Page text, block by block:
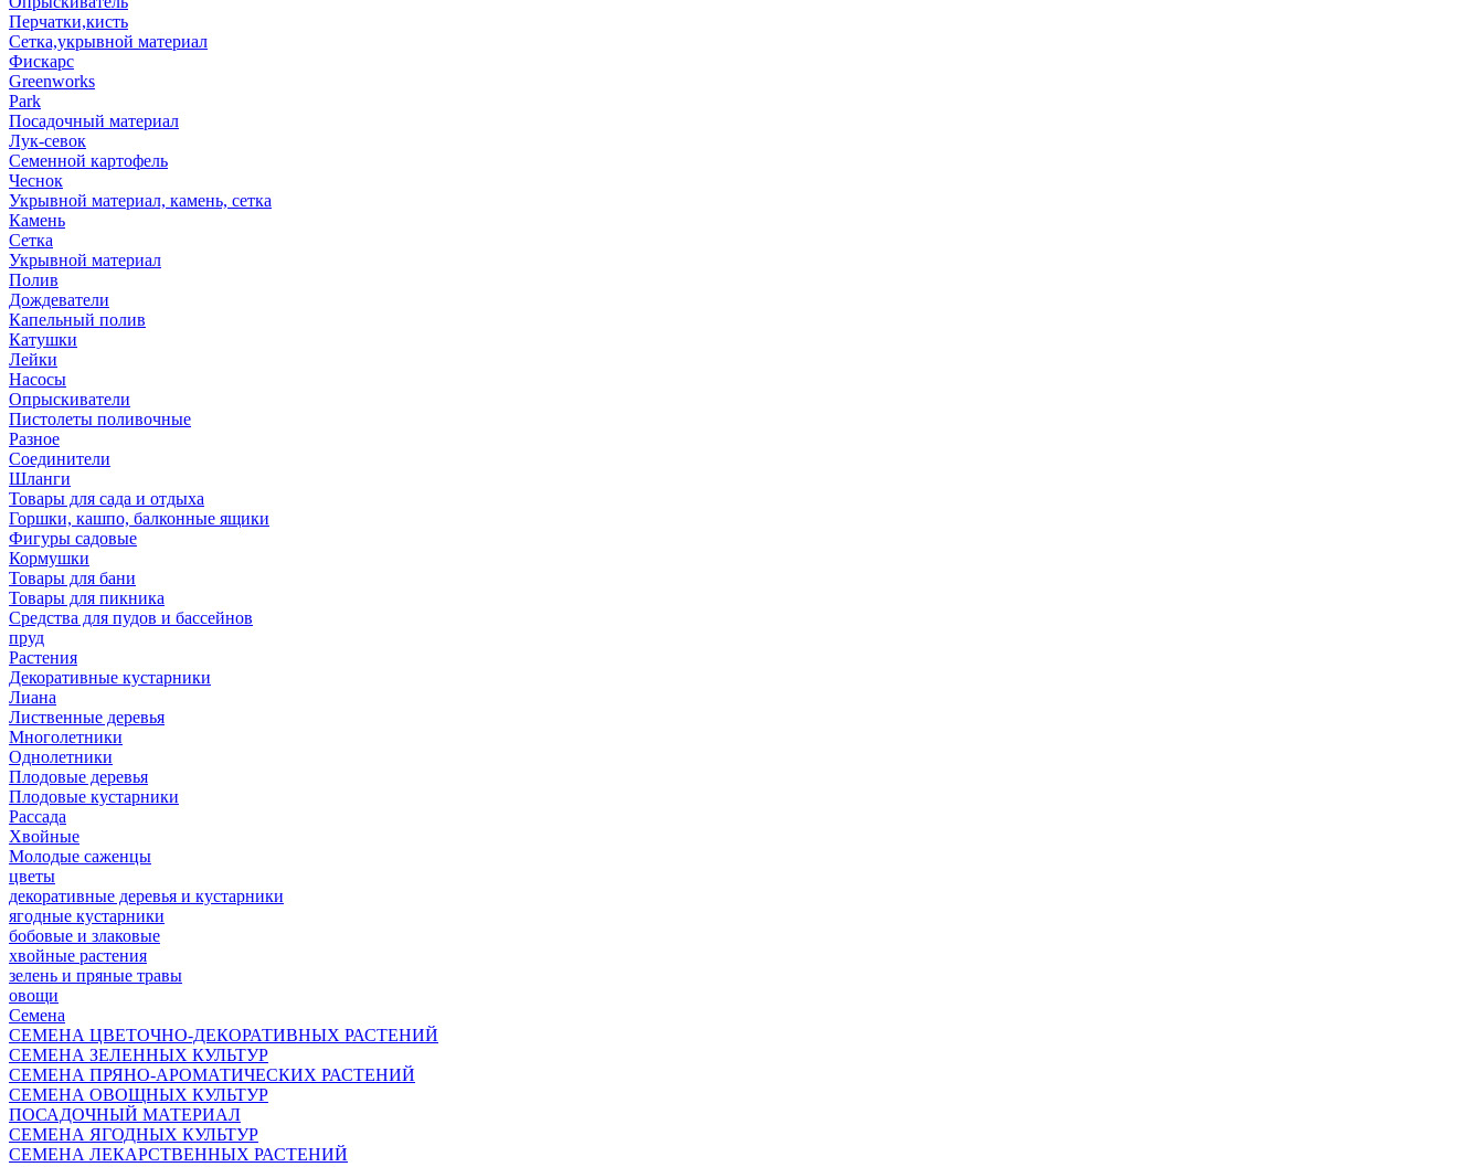
Перчатки,кисть
Сетка,укрывной материал
Фискарс
Greenworks
Park
Посадочный материал
Лук-севок
Семенной картофель
Чеснок
Укрывной материал, камень, сетка
Камень
Сетка
Укрывной материал
Полив
Дождеватели
Капельный полив
Катушки
Лейки
Насосы
Опрыскиватели
Пистолеты поливочные
Разное
Соединители
Шланги
Товары для сада и отдыха
Горшки, кашпо, балконные ящики
Фигуры садовые
Кормушки
Товары для бани
Товары для пикника
Средства для пудов и бассейнов
пруд
Растения
Декоративные кустарники
Лиана
Лиственные деревья
Многолетники
Однолетники
Плодовые деревья
Плодовые кустарники
Рассада
Хвойные
Молодые саженцы
цветы
декоративные деревья и кустарники
ягодные кустарники
бобовые и злаковые
хвойные растения
зелень и пряные травы
овощи
Семена
СЕМЕНА ЦВЕТОЧНО-ДЕКОРАТИВНЫХ РАСТЕНИЙ
СЕМЕНА ЗЕЛЕННЫХ КУЛЬТУР
СЕМЕНА ПРЯНО-АРОМАТИЧЕСКИХ РАСТЕНИЙ
СЕМЕНА ОВОЩНЫХ КУЛЬТУР
ПОСАДОЧНЫЙ МАТЕРИАЛ
СЕМЕНА ЯГОДНЫХ КУЛЬТУР
СЕМЕНА ЛЕКАРСТВЕННЫХ РАСТЕНИЙ